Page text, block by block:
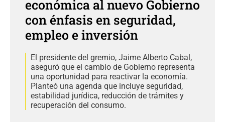
económica al nuevo Gobierno
con énfasis en seguridad,
empleo e inversión
El presidente del gremio, Jaime Alberto Cabal,
aseguró que el cambio de Gobierno representa
una oportunidad para reactivar la economía.
Planteó una agenda que incluye seguridad,
estabilidad jurídica, reducción de trámites y
recuperación del consumo.